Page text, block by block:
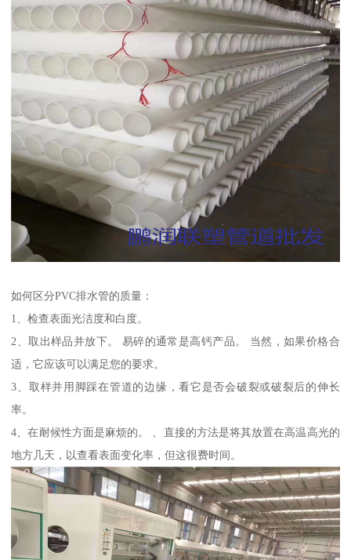
如何区分PVC排水管的质量：
1、检查表面光洁度和白度。
2、取出样品并放下。 易碎的通常是高钙产品。 当然，如果价格合
适，它应该可以满足您的要求。
3、取样并用脚踩在管道的边缘，看它是否会破裂或破裂后的伸长
率。
4、在耐候性方面是麻烦的。 、直接的方法是将其放置在高温高光的
地方几天，以查看表面变化率，但这很费时间。